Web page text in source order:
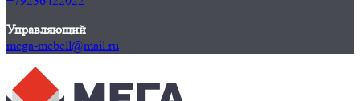
Управляющий
mega-mebell@mail.ru